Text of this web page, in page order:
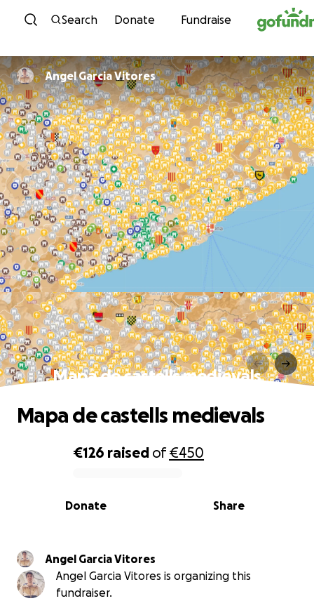
Skip to content
Search Donate Fundraise
Angel Garcia Vitores
Mapa de castells medievals
0% complete
€126 raised of€450
Share
Donate
Mapa de castells medievals
Angel Garcia Vitores
Angel Garcia Vitores is organizing this
fundraiser.